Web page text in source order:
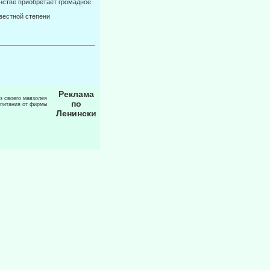
приобретает громадное
степени
своего мавзолея
от фирмы
Реклама
по
Ленински